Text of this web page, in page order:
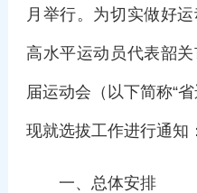
月举行。为切实做好
高水平运动员代表韶
届运动会（以下简称“
现就选拔工作进行通知：
一、总体安排